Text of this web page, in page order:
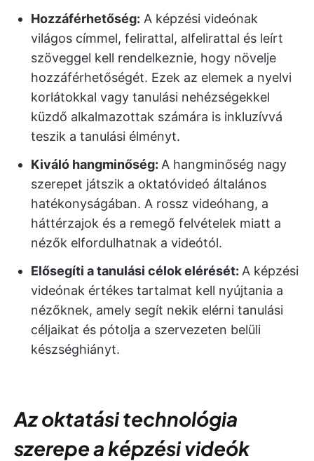
Hozzáférhetőség: A képzési videónak
világos címmel, felirattal, alfelirattal és leírt
szöveggel kell rendelkeznie, hogy növelje
hozzáférhetőségét. Ezek az elemek a nyelvi
korlátokkal vagy tanulási nehézségekkel
küzdő alkalmazottak számára is inkluzívvá
teszik a tanulási élményt.
Kiváló hangminőség: A hangminőség nagy
szerepet játszik a oktatóvideó általános
hatékonyságában. A rossz videóhang, a
háttérzajok és a remegő felvételek miatt a
nézők elfordulhatnak a videótól.
Elősegíti a tanulási célok elérését: A képzési
videónak értékes tartalmat kell nyújtania a
nézőknek, amely segít nekik elérni tanulási
céljaikat és pótolja a szervezeten belüli
készséghiányt.
Az oktatási technológia
szerepe a képzési videók